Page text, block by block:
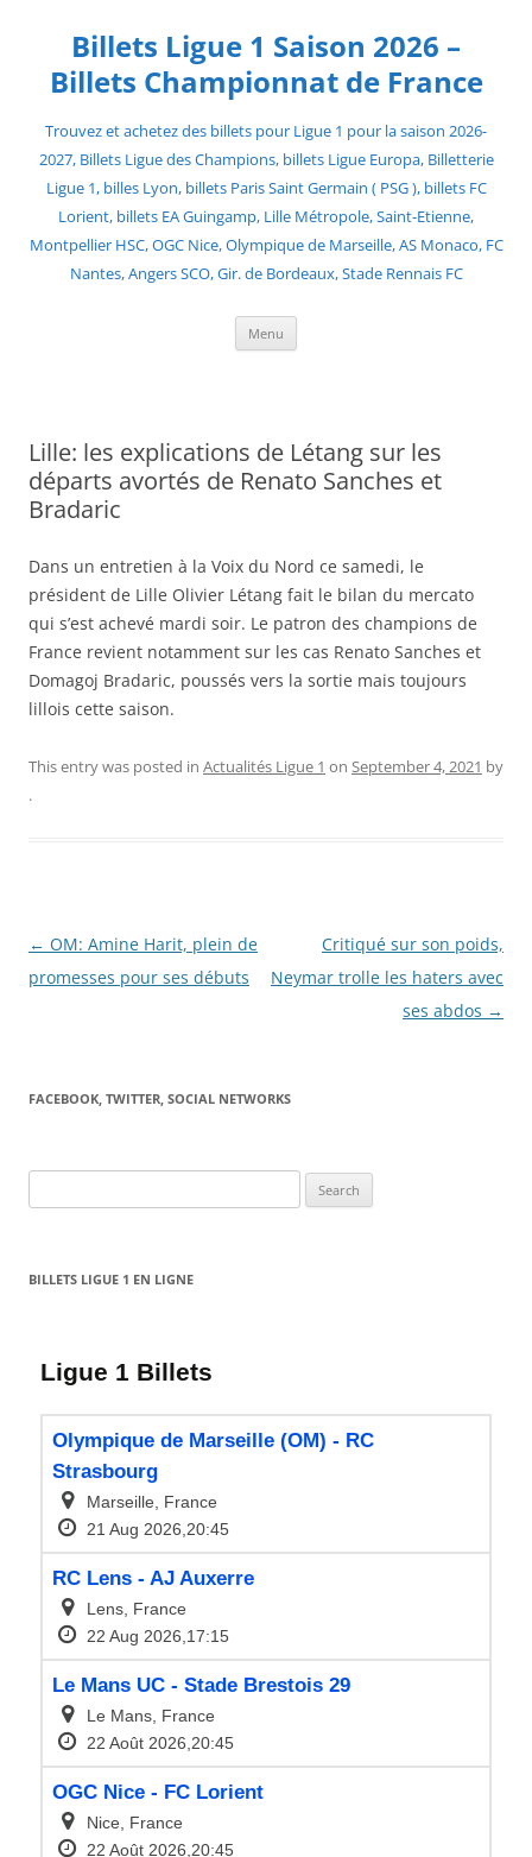
contentBillets Ligue 1 Saison 2026 –
Billets Championnat de France
Trouvez et achetez des billets pour Ligue 1 pour la saison 2026-
2027, Billets Ligue des Champions, billets Ligue Europa, Billetterie
Ligue 1, billes Lyon, billets Paris Saint Germain ( PSG ), billets FC
Lorient, billets EA Guingamp, Lille Métropole, Saint-Etienne,
Montpellier HSC, OGC Nice, Olympique de Marseille, AS Monaco, FC
Nantes, Angers SCO, Gir. de Bordeaux, Stade Rennais FC
Menu
Lille: les explications de Létang sur les
départs avortés de Renato Sanches et
Bradaric
Dans un entretien à la Voix du Nord ce samedi, le
président de Lille Olivier Létang fait le bilan du mercato
qui s’est achevé mardi soir. Le patron des champions de
France revient notamment sur les cas Renato Sanches et
Domagoj Bradaric, poussés vers la sortie mais toujours
lillois cette saison.
This entry was posted in Actualités Ligue 1 on September 4, 2021 by
.
Post
navigation
← OM: Amine Harit, plein de
promesses pour ses débuts
Critiqué sur son poids,
Neymar trolle les haters avec
ses abdos →
FACEBOOK, TWITTER, SOCIAL NETWORKS
for:
BILLETS LIGUE 1 EN LIGNE